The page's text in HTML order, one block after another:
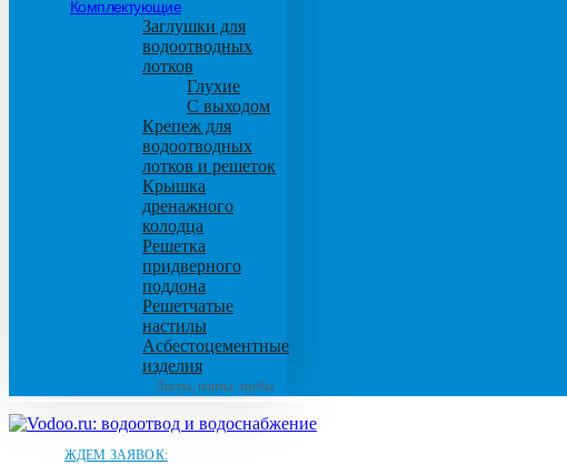
Комплектующие
Заглушки для
водоотводных
лотков
Глухие
С выходом
Крепеж для
водоотводных
лотков и решеток
Крышка
дренажного
колодца
Решетка
придверного
поддона
Решетчатые
настилы
Асбестоцементные
изделия
Листы, плиты, трубы
ЖДЕМ ЗАЯВОК: